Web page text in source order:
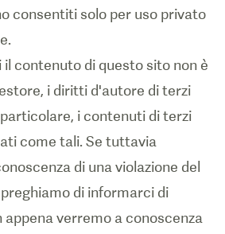
consentiti solo per uso privato
il contenuto di questo sito non è
i diritti d'autore di terzi
i contenuti di terzi
come tali. Se tuttavia
di una violazione del
di informarci di
appena verremo a conoscenza